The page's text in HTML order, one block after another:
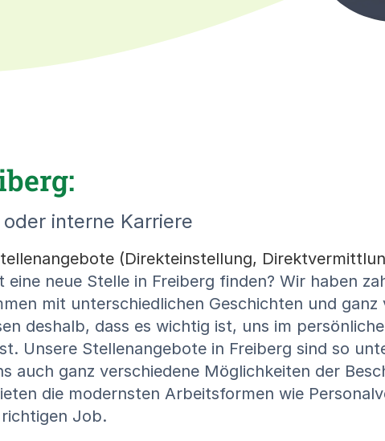
interne Karriere
(Direkteinstellung,
neue Stelle in Freiberg finden? Wir haben
mit unterschiedlichen Geschichten und
deshalb, dass es wichtig ist, uns im
Unsere Stellenangebote in Freiberg sind so
auch ganz verschiedene Möglichkeiten der
die modernsten Arbeitsformen wie
Job.